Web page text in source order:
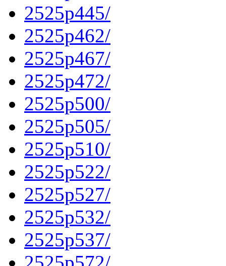
2525p445/
2525p462/
2525p467/
2525p472/
2525p500/
2525p505/
2525p510/
2525p522/
2525p527/
2525p532/
2525p537/